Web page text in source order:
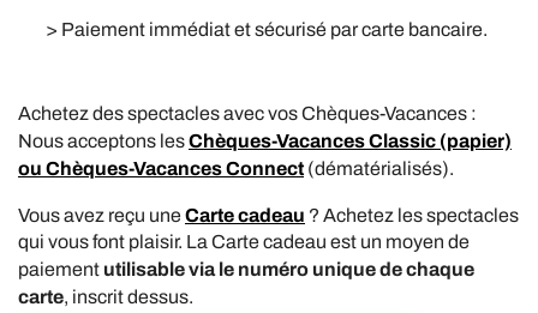
> Paiement immédiat et sécurisé par carte bancaire.
Achetez des spectacles avec vos Chèques-Vacances :
Nous acceptons lesChèques-Vacances Classic (papier)
ou Chèques-Vacances Connect(dématérialisés).
Vous avez reçu uneCarte cadeau ? Achetez les spectacles
qui vous font plaisir. La Carte cadeau est un moyen de
paiementutilisable via le numéro unique de chaque
carte, inscrit dessus.